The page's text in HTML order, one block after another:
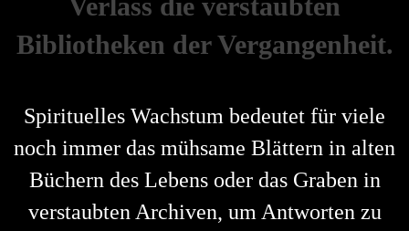
Bibliotheken der Vergangenheit.
Spirituelles Wachstum bedeutet für viele
noch immer das mühsame Blättern in alten
Büchern des Lebens oder das Graben in
verstaubten Archiven, um Antworten zu